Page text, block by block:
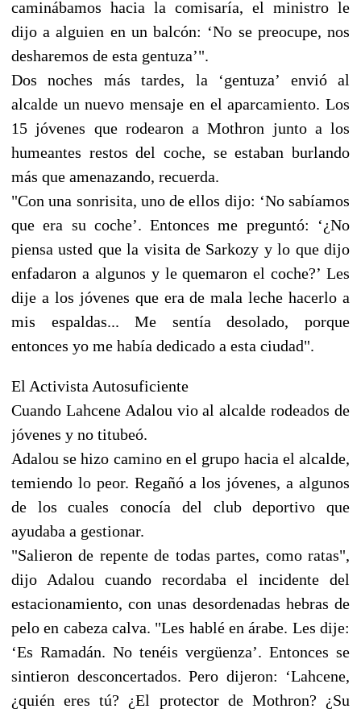
caminábamos hacia la comisaría, el ministro le
dijo a alguien en un balcón: ‘No se preocupe, nos
desharemos de esta gentuza’".
Dos noches más tardes, la ‘gentuza’ envió al
alcalde un nuevo mensaje en el aparcamiento. Los
15 jóvenes que rodearon a Mothron junto a los
humeantes restos del coche, se estaban burlando
más que amenazando, recuerda.
"Con una sonrisita, uno de ellos dijo: ‘No sabíamos
que era su coche’. Entonces me preguntó: ‘¿No
piensa usted que la visita de Sarkozy y lo que dijo
enfadaron a algunos y le quemaron el coche?’ Les
dije a los jóvenes que era de mala leche hacerlo a
mis espaldas... Me sentía desolado, porque
entonces yo me había dedicado a esta ciudad".
El Activista Autosuficiente
Cuando Lahcene Adalou vio al alcalde rodeados de
jóvenes y no titubeó.
Adalou se hizo camino en el grupo hacia el alcalde,
temiendo lo peor. Regañó a los jóvenes, a algunos
de los cuales conocía del club deportivo que
ayudaba a gestionar.
"Salieron de repente de todas partes, como ratas",
dijo Adalou cuando recordaba el incidente del
estacionamiento, con unas desordenadas hebras de
pelo en cabeza calva. "Les hablé en árabe. Les dije:
‘Es Ramadán. No tenéis vergüenza’. Entonces se
sintieron desconcertados. Pero dijeron: ‘Lahcene,
¿quién eres tú? ¿El protector de Mothron? ¿Su